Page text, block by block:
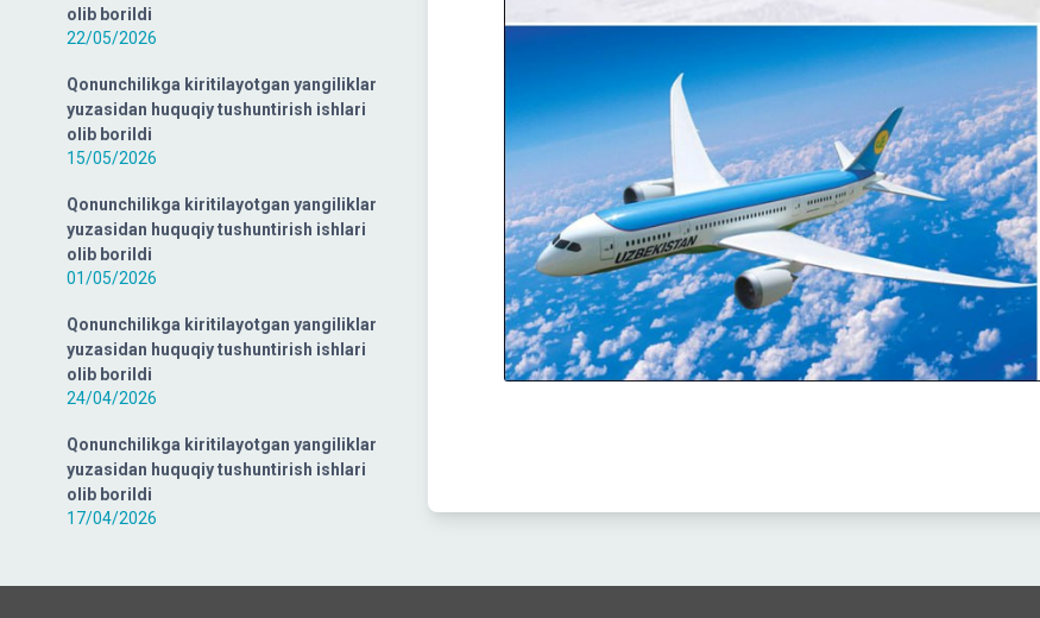
olib borildi
22/05/2026
Qonunchilikga kiritilayotgan yangiliklar
yuzasidan huquqiy tushuntirish ishlari
olib borildi
15/05/2026
Qonunchilikga kiritilayotgan yangiliklar
yuzasidan huquqiy tushuntirish ishlari
olib borildi
01/05/2026
Qonunchilikga kiritilayotgan yangiliklar
yuzasidan huquqiy tushuntirish ishlari
olib borildi
24/04/2026
Qonunchilikga kiritilayotgan yangiliklar
yuzasidan huquqiy tushuntirish ishlari
olib borildi
17/04/2026